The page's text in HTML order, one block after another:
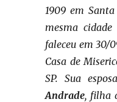
1909 em
mesma
faleceu em 30/
Casa de
SP. Sua
Andrade, filha